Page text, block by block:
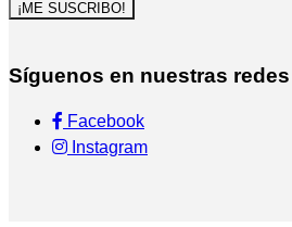
¡ME SUSCRIBO!
Síguenos en nuestras
Facebook
Instagram